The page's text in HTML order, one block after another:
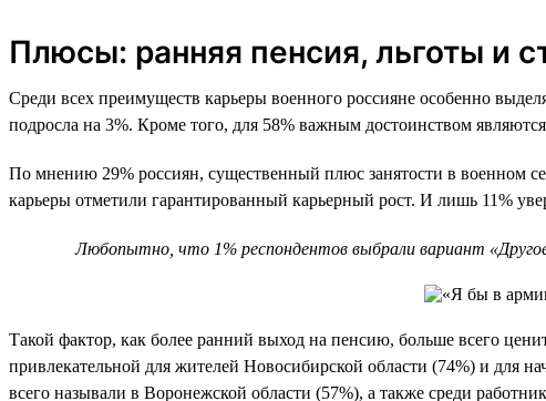
Плюсы: ранняя пенсия, льготы и
Среди всех преимуществ карьеры военного россияне особенно
подросла на 3%. Кроме того, для 58% важным достоинством
По мнению 29% россиян, существенный плюс занятости в военном
карьеры отметили гарантированный карьерный рост. И лишь 11%
Любопытно, что 1% респондентов выбрали вариант
Такой фактор, как более ранний выход на пенсию, больше всего
привлекательной для жителей Новосибирской области (74%) и для
всего называли в Воронежской области (57%), а также среди